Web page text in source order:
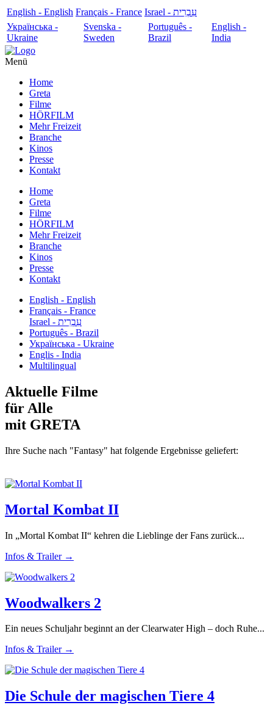
English - English Français - France
עִבְרִית - Israel
Українська -
Ukraine
Svenska -
Sweden
Português -
Brazil
English -
India
Menü
Home
Greta
Filme
HÖRFILM
Mehr Freizeit
Branche
Kinos
Presse
Kontakt
Home
Greta
Filme
HÖRFILM
Mehr Freizeit
Branche
Kinos
Presse
Kontakt
English - English
Français - France
עִבְרִית - Israel
Português - Brazil
Українська - Ukraine
Englis - India
Multilingual
Aktuelle Filme
für Alle
mit GRETA
Ihre Suche nach "Fantasy" hat folgende Ergebnisse geliefert:
Mortal Kombat II
In „Mortal Kombat II“ kehren die Lieblinge der Fans zurück...
Infos & Trailer →
Woodwalkers 2
Ein neues Schuljahr beginnt an der Clearwater High – doch Ruhe...
Infos & Trailer →
Die Schule der magischen Tiere 4